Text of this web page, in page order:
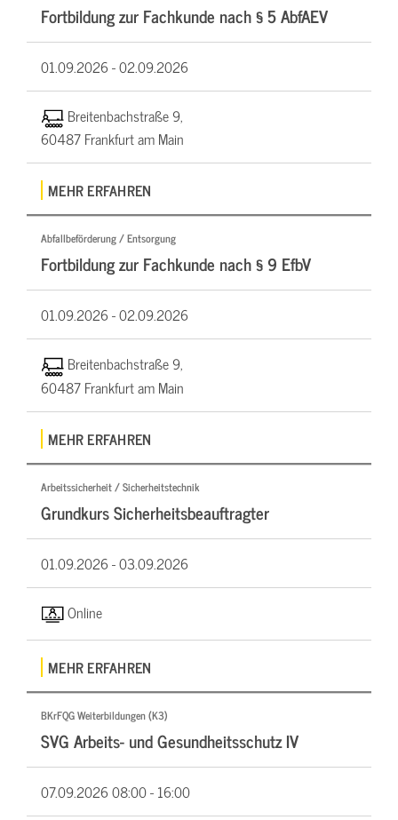
Fortbildung zur Fachkunde nach § 5 AbfAEV
01.09.2026 -02.09.2026
Breitenbachstraße 9,
60487 Frankfurt am Main
MEHR ERFAHREN
Abfallbeförderung / Entsorgung
Fortbildung zur Fachkunde nach § 9 EfbV
01.09.2026 -02.09.2026
Breitenbachstraße 9,
60487 Frankfurt am Main
MEHR ERFAHREN
Arbeitssicherheit / Sicherheitstechnik
Grundkurs Sicherheitsbeauftragter
01.09.2026 -03.09.2026
Online
MEHR ERFAHREN
BKrFQG Weiterbildungen (K3)
SVG Arbeits- und Gesundheitsschutz IV
07.09.202608:00 - 16:00